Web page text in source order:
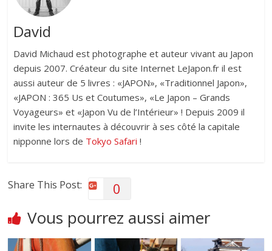
David
David Michaud est photographe et auteur vivant au Japon
depuis 2007. Créateur du site Internet LeJapon.fr il est
aussi auteur de 5 livres : «JAPON», «Traditionnel Japon»,
«JAPON : 365 Us et Coutumes», «Le Japon – Grands
Voyageurs» et «Japon Vu de l’Intérieur» ! Depuis 2009 il
invite les internautes à découvrir à ses côté la capitale
nipponne lors de Tokyo Safari !
Share This Post: 0
Vous pourrez aussi aimer